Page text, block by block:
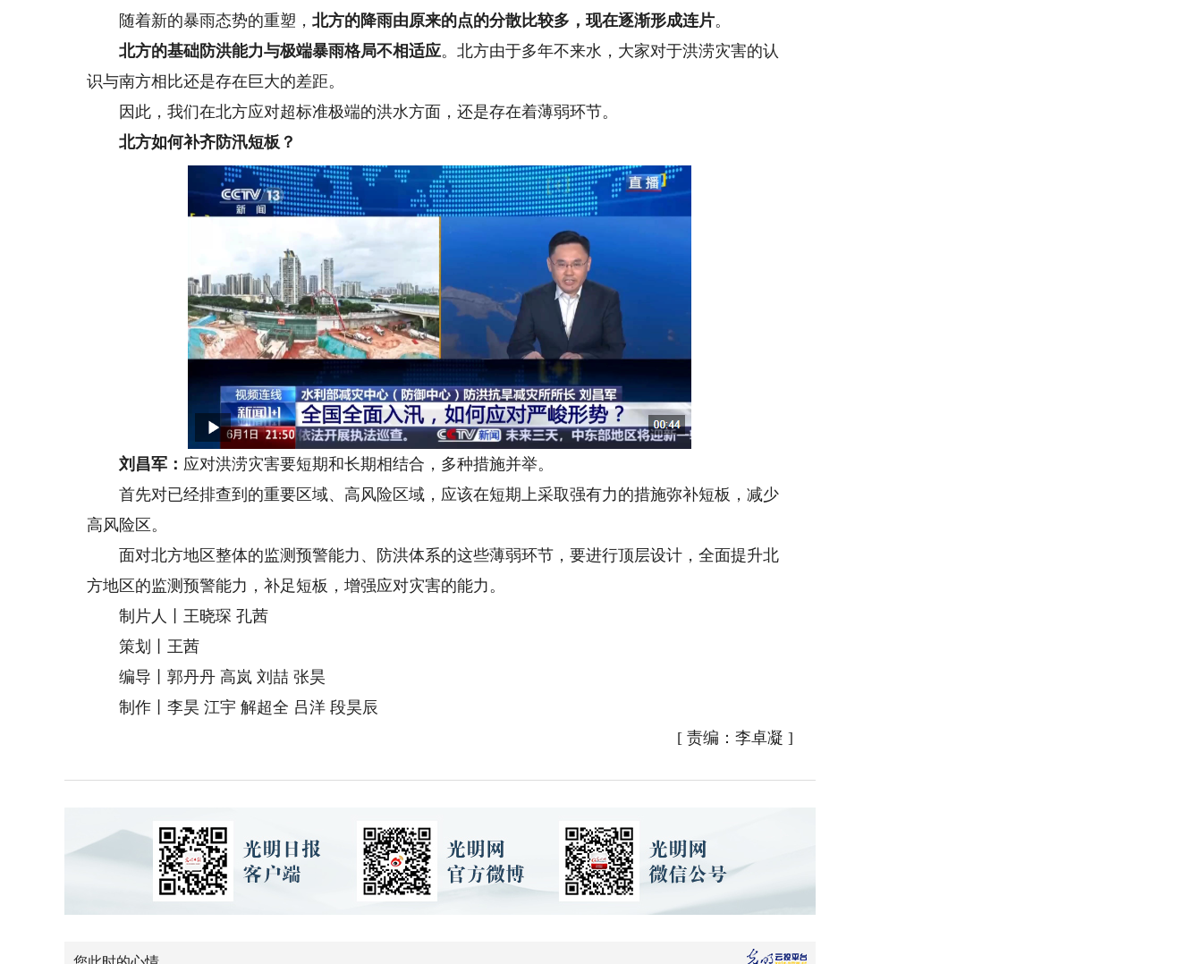
随着新的暴雨态势的重塑，北方的降雨由原来的点的分散比较多，现在逐渐形成连片。
北方的基础防洪能力与极端暴雨格局不相适应。北方由于多年不来水，大家对于洪涝灾害的认
识与南方相比还是存在巨大的差距。
因此，我们在北方应对超标准极端的洪水方面，还是存在着薄弱环节。
北方如何补齐防汛短板？
刘昌军： 应对洪涝灾害要短期和长期相结合，多种措施并举。
首先对已经排查到的重要区域、高风险区域，应该在短期上采取强有力的措施弥补短板，减少
高风险区。
面对北方地区整体的监测预警能力、防洪体系的这些薄弱环节，要进行顶层设计，全面提升北
方地区的监测预警能力，补足短板，增强应对灾害的能力。
制片人丨王晓琛 孔茜
策划丨王茜
编导丨郭丹丹 高岚 刘喆 张昊
制作丨李昊 江宇 解超全 吕洋 段昊辰
[ 责编：李卓凝 ]